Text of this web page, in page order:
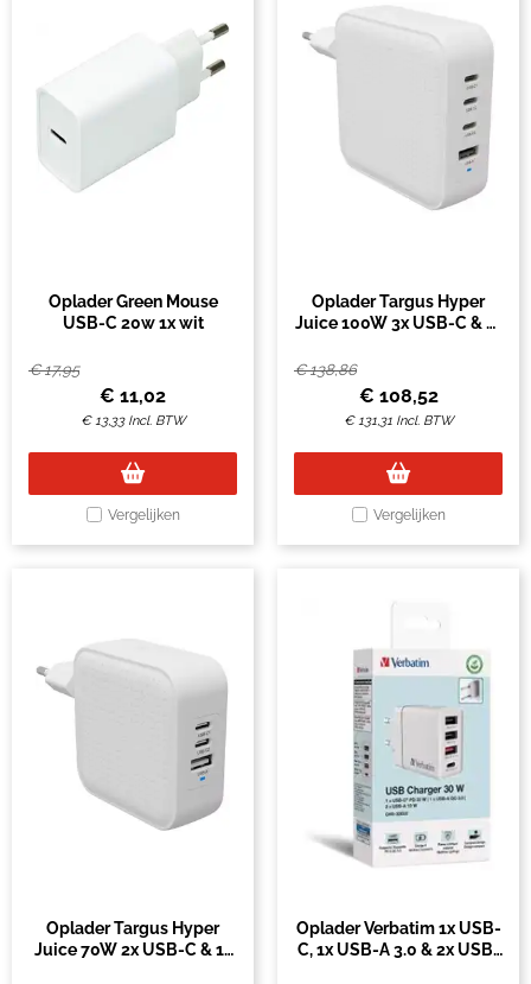
Oplader Green Mouse
USB-C 20w 1x wit
€17,95
€ 11,02
€13,33 Incl. BTW
Vergelijken
Oplader Targus Hyper
Juice 100W 3x USB-C & 1x
€138,86
€ 108,52
€131,31 Incl. BTW
Vergelijken
Oplader Targus Hyper
Juice 70W 2x USB-C & 1x
Oplader Verbatim 1x USB-
C, 1x USB-A 3.0 & 2x USB-